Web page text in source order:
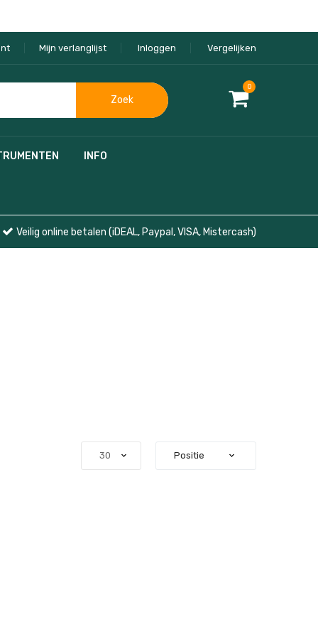
Mijn verlanglijst Inloggen Vergelijken
0
Zoek
INFO
Veilig online betalen (iDEAL, Paypal, VISA, Mistercash)